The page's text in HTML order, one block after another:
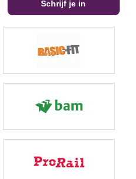
Schrijf je in